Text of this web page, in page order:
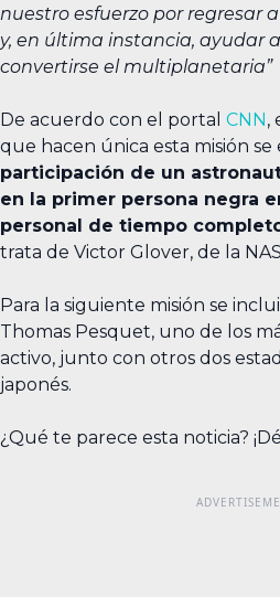
nuestro esfuerzo por regresar
y, en última instancia, ayudar
convertirse el multiplanetaria”
De acuerdo con el portal CNN,
que hacen única esta misión
participación de un
en la primer persona negra
personal de tiempo
trata de Victor Glover, de la
Para la siguiente misión se
Thomas Pesquet, uno de los
activo, junto con otros dos
japonés.
¿Qué te parece esta noticia?